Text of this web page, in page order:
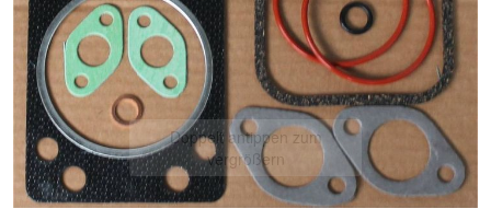
Doppelt antippen zum
vergrößern